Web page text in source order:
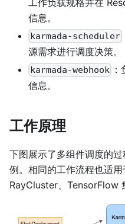
信息。
karmada-scheduler
源需求进行调度决策。
karmada-webhook
信息。
工作原理
下图展示了多组件调度的
例。相同的工作流程也适
RayCluster、TensorFlow